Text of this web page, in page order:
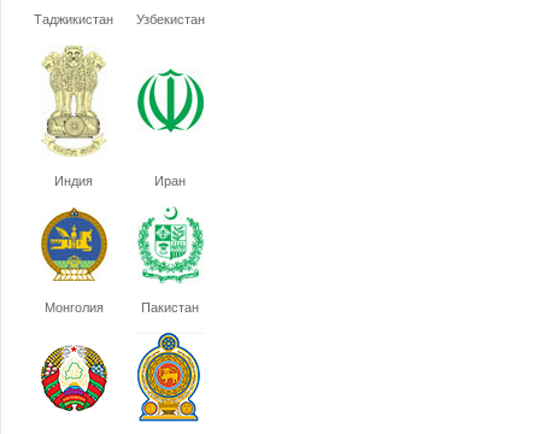
Таджикистан Узбекистан
Индия Иран
Монголия Пакистан